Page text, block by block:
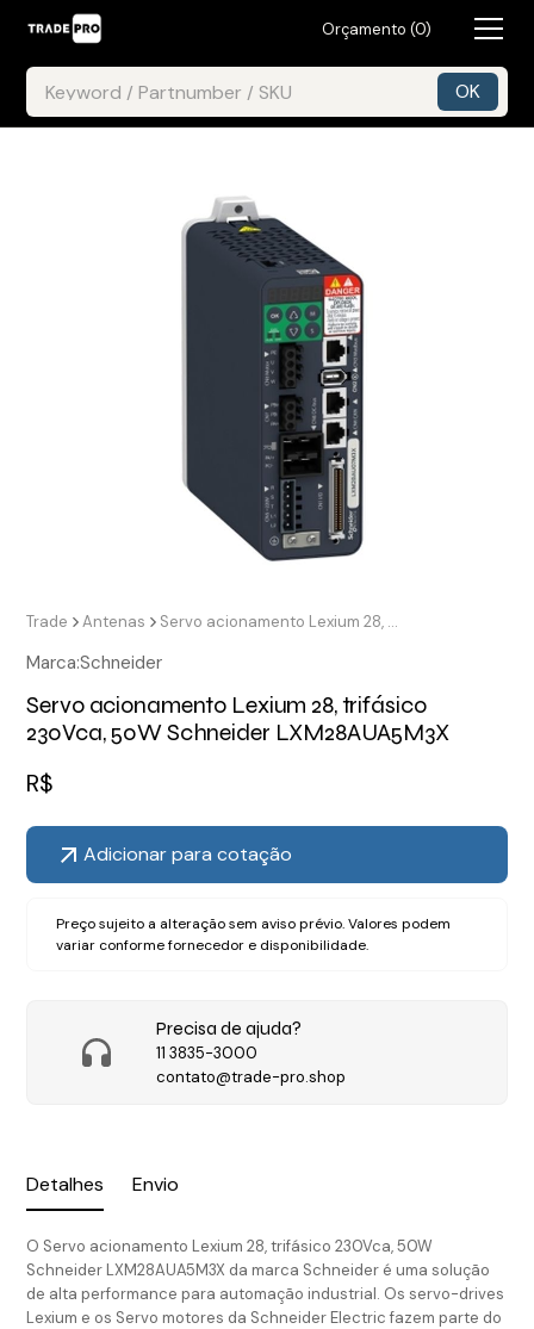
Orçamento (0)
Detalhes Envio
O Servo acionamento Lexium 28, trifásico 230Vca, 50W
Schneider LXM28AUA5M3X da marca Schneider é uma solução
de alta performance para automação industrial. Os servo-drives
Lexium e os Servo motores da Schneider Electric fazem parte do
Trade Antenas Servo acionamento Lexium 28, trifásico 230Vca, 50W Schneider LXM28AUA5M3X
Marca:Schneider
Servo acionamento Lexium 28, trifásico
230Vca, 50W Schneider LXM28AUA5M3X
R$
Adicionar para cotação
Preço sujeito a alteração sem aviso prévio. Valores podem
variar conforme fornecedor e disponibilidade.
Precisa de ajuda?
11 3835-3000
contato@trade-pro.shop